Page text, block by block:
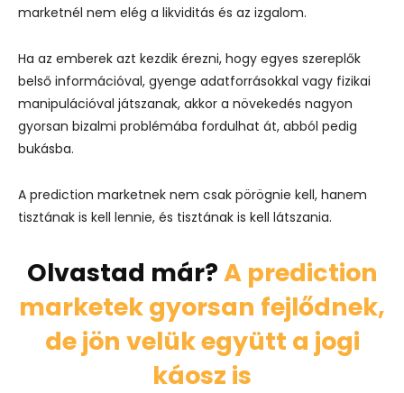
marketnél nem elég a likviditás és az izgalom.
Ha az emberek azt kezdik érezni, hogy egyes szereplők
belső információval, gyenge adatforrásokkal vagy fizikai
manipulációval játszanak, akkor a növekedés nagyon
gyorsan bizalmi problémába fordulhat át, abból pedig
bukásba.
A prediction marketnek nem csak pörögnie kell, hanem
tisztának is kell lennie, és tisztának is kell látszania.
Olvastad már?A prediction
marketek gyorsan fejlődnek,
de jön velük együtt a jogi
káosz is